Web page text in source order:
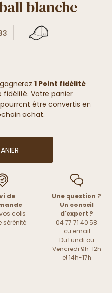
blanche
1 Point fidélité
Votre panier
être convertis en
achat.
de
colis
sérénité
Une question ?
Un conseil
d'expert ?
04 77 71 40 58
ou email
Du Lundi au
Vendredi 9h-12h
et 14h-17h